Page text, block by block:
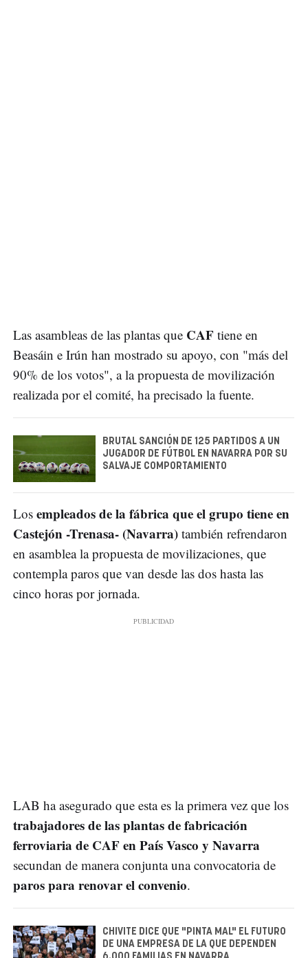
Las asambleas de las plantas que CAF tiene en
Beasáin e Irún han mostrado su apoyo, con "más del
90% de los votos", a la propuesta de movilización
realizada por el comité, ha precisado la fuente.
BRUTAL SANCIÓN DE 125 PARTIDOS A UN
JUGADOR DE FÚTBOL EN NAVARRA POR SU
SALVAJE COMPORTAMIENTO
Los empleados de la fábrica que el grupo tiene en
Castejón -Trenasa- (Navarra) también refrendaron
en asamblea la propuesta de movilizaciones, que
contempla paros que van desde las dos hasta las
cinco horas por jornada.
LAB ha asegurado que esta es la primera vez que los
trabajadores de las plantas de fabricación
ferroviaria de CAF en País Vasco y Navarra
secundan de manera conjunta una convocatoria de
paros para renovar el convenio.
CHIVITE DICE QUE "PINTA MAL" EL FUTURO
DE UNA EMPRESA DE LA QUE DEPENDEN